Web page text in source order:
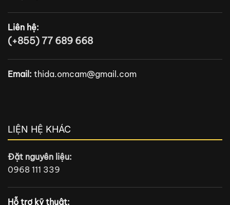
Liên hệ:
(+855) 77 689 668
Email: thida.omcam@gmail.com
LIỆN HỆ KHÁC
Đặt nguyên liệu:
0968 111 339
Hỗ trợ kỹ thuật: